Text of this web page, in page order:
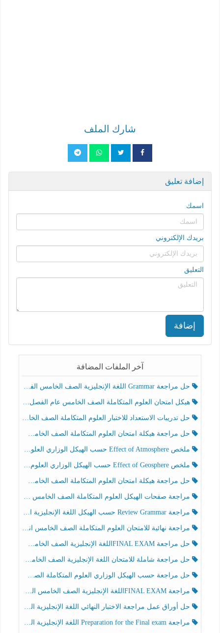
شارك الملف
إضافة تعليق
اسمك
بريدك الإلكتروني
التعليق
إضافة
آخر الملفات المضافة
حل مراجعة Grammar اللغة الإنجليزية الصف الخامس الفصل الثالث
هيكل امتحان العلوم المتكاملة الصف الخامس عام الفصل الدراسي الثالث 2025-2026
حل تدريبات الاستعداد للاختبار العلوم المتكاملة الصف الخامس عام الفصل الثالث
حل مراجعة هيكلة امتحان العلوم المتكاملة الصف الخامس انسبير الفصل الثالث
ملخص Effect of Atmosphere حسب الهيكل الوزاري العلوم المتكاملة الصف الخامس انسبير الفصل الثالث
ملخص Effect of Geosphere حسب الهيكل الوزاري العلوم المتكاملة الصف الخامس انسبير الفصل الثالث
حل مراجعة هيكلة امتحان العلوم المتكاملة الصف الخامس عام الفصل الثالث
مراجعة صفحات الهيكل العلوم المتكاملة الصف الخامس انسبير الفصل الثالث
مراجعة Review Grammar حسب الهيكل اللغة الإنجليزية الصف الخامس الفصل الثالث
مراجعة نهائية للامتحان العلوم المتكاملة الصف الخامس انسبير الفصل الثالث
حل مراجعة FINAL EXAMاللغة الإنجليزية الصف الخامس الفصل الثالث
حل مراجعة شاملة للامتحان اللغة الإنجليزية الصف الخامس الفصل الثالث
حل مراجعة حسب الهيكل الوزاري العلوم المتكاملة الصف الخامس عام الفصل الثالث
مراجعة FINAL EXAMاللغة الإنجليزية الصف الخامس الفصل الثالث
حل أوراق عمل مراجعة الاختبار النهائي اللغة الإنجليزية الصف الرابع الفصل الثالث
مراجعة Preparation for the Final exam اللغة الإنجليزية الصف الرابع الفصل الثالث